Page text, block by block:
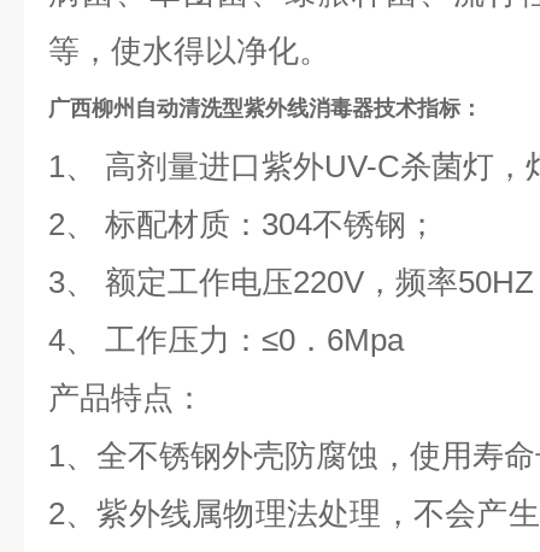
等，使水得以净化。
广西柳州自动清洗型紫外线消毒器技术指标：
1、 高剂量进口紫外UV-C杀菌灯，
2、 标配材质：304不锈钢；
3、 额定工作电压220V，频率
4、 工作压力：≤0．6Mpa
产品特点：
1、全不锈钢外壳防腐蚀，使用寿
2、紫外线属物理法处理，不会产